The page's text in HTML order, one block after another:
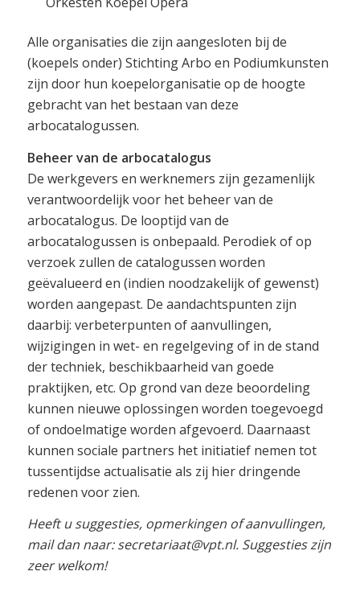
Alle organisaties die zijn aangesloten bij de
(koepels onder) Stichting Arbo en Podiumkunsten
zijn door hun koepelorganisatie op de hoogte
gebracht van het bestaan van deze
arbocatalogussen.
Beheer van de arbocatalogus
De werkgevers en werknemers zijn gezamenlijk
verantwoordelijk voor het beheer van de
arbocatalogus. De looptijd van de
arbocatalogussen is onbepaald. Perodiek of op
verzoek zullen de catalogussen worden
geëvalueerd en (indien noodzakelijk of gewenst)
worden aangepast. De aandachtspunten zijn
daarbij: verbeterpunten of aanvullingen,
wijzigingen in wet- en regelgeving of in de stand
der techniek, beschikbaarheid van goede
praktijken, etc. Op grond van deze beoordeling
kunnen nieuwe oplossingen worden toegevoegd
of ondoelmatige worden afgevoerd. Daarnaast
kunnen sociale partners het initiatief nemen tot
tussentijdse actualisatie als zij hier dringende
redenen voor zien.
Heeft u suggesties, opmerkingen of aanvullingen,
mail dan naar: secretariaat@vpt.nl. Suggesties zijn
zeer welkom!